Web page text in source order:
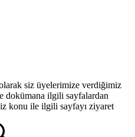
siz üyelerimize verdiğimiz
ilgili sayfalardan
konu ile ilgili sayfayı ziyaret